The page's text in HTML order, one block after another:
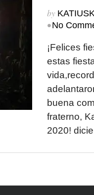
by
•No
¡Felices
estas
buena
fraterno,
2020!